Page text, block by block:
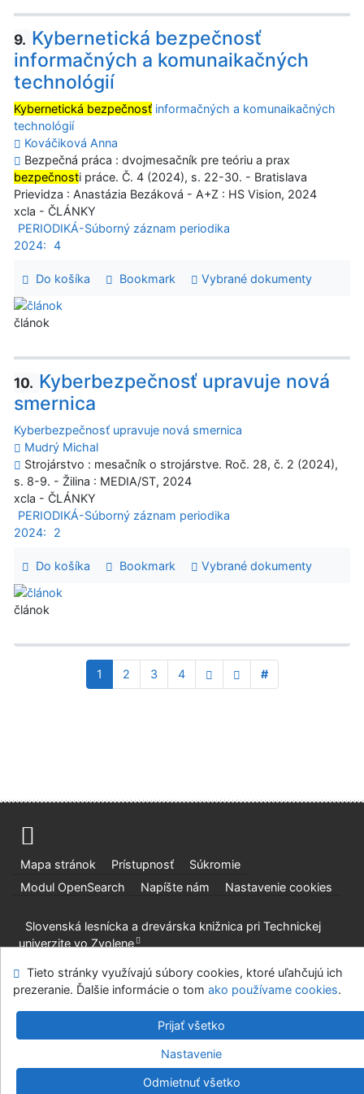
9. Kybernetická bezpečnosť
informačných a komunaikačných
technológií
Kybernetická bezpečnosť informačných a komunaikačných
technológií
Kováčiková Anna
Bezpečná práca : dvojmesačník pre teóriu a prax
bezpečnosti práce. Č. 4 (2024), s. 22-30. - Bratislava
Prievidza : Anastázia Bezáková - A+Z : HS Vision, 2024
xcla - ČLÁNKY
PERIODIKÁ-Súborný záznam periodika
2024: 4
Do košíka Bookmark Vybrané dokumenty
článok
10. Kyberbezpečnosť upravuje nová
smernica
Kyberbezpečnosť upravuje nová smernica
Mudrý Michal
Strojárstvo : mesačník o strojárstve. Roč. 28, č. 2 (2024),
s. 8-9. - Žilina : MEDIA/ST, 2024
xcla - ČLÁNKY
PERIODIKÁ-Súborný záznam periodika
2024:
2
Do košíka Bookmark Vybrané dokumenty
článok
1 2 3 4 #
Mapa stránok Prístupnosť
Súkromie
Modul OpenSearch
Napíšte nám Nastavenie cookies
Slovenská lesnícka a drevárska knižnica pri Technickej
univerzite vo Zvolene
©1993-2026
IPACv.4.8.63a Cosmotron Slovakia, s.r.o.
Tieto stránky využívajú súbory cookies, ktoré uľahčujú ich
prezeranie. Ďalšie informácie o tom ako používame cookies.
Prijať všetko
Nastavenie
Odmietnuť všetko